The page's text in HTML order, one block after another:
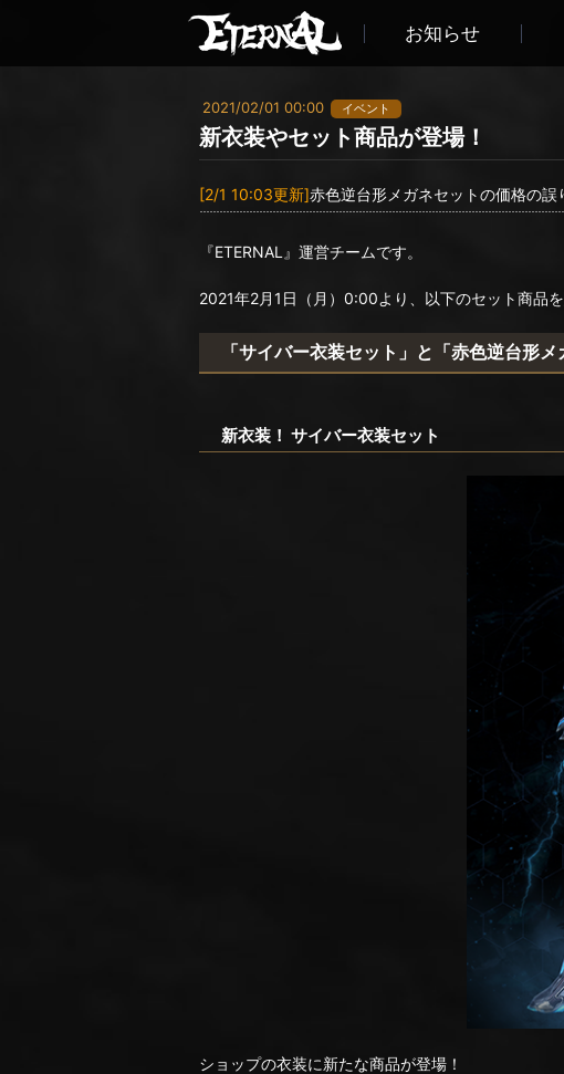
お知らせ
2021/02/01 00:00 イベント
新衣装やセット商品が登場！
[2/1 10:03更新]赤色逆台形メガネセットの価格の誤
『ETERNAL』運営チームです。
2021年2月1日（月）0:00より、以下のセット商品を
「サイバー衣装セット」と「赤色逆台形
新衣装！ サイバー衣装セット
ショップの衣装に新たな商品が登場！